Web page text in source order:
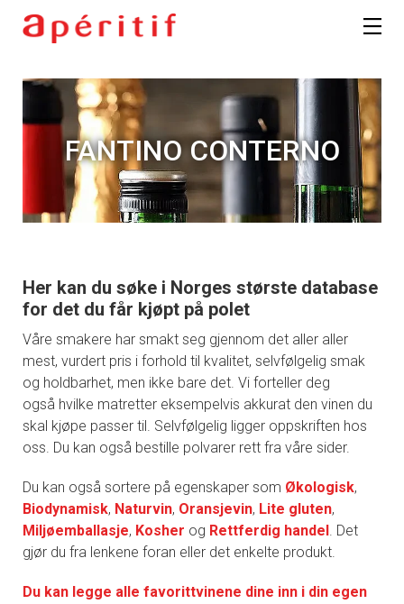
FANTINO CONTERNO
Her kan du søke i Norges største database
for det du får kjøpt på polet
Våre smakere har smakt seg gjennom det aller aller
mest, vurdert pris i forhold til kvalitet, selvfølgelig smak
og holdbarhet, men ikke bare det. Vi forteller deg
også hvilke matretter eksempelvis akkurat den vinen du
skal kjøpe passer til. Selvfølgelig ligger oppskriften hos
oss. Du kan også bestille polvarer rett fra våre sider.
Du kan også sortere på egenskaper som Økologisk,
Biodynamisk, Naturvin, Oransjevin, Lite gluten,
Miljøemballasje, Kosher og Rettferdig handel. Det
gjør du fra lenkene foran eller det enkelte produkt.
Du kan legge alle favorittvinene dine inn i din egen